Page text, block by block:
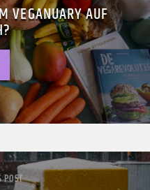
VEGANUARY AUF
POST